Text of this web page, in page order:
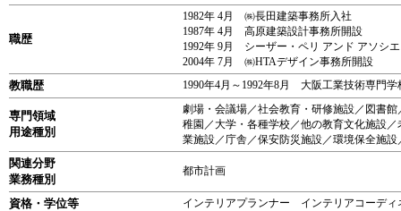
職歴
1982年 4月 ㈱長田建築事務所入社
1987年 4月 高原建築設計事務所開設
1992年 9月 シーザー・ペリ アンド アソシ
2004年 7月 ㈱HTAデザイン事務所開
教職歴 1990年4月～1992年8月 大阪工業技術専門
専門領域
用途種別
劇場・会議場／社会教育・研修施設／図書
稚園／大学・各種学校／他の教育文化施設
業施設／庁舎／保安防災施設／環境保全施
関連分野
業務種別
都市計画
資格・学位等 インテリアプランナー インテリアコーデ